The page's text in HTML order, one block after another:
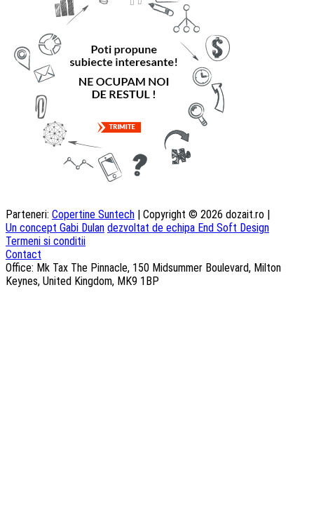
Parteneri: Copertine Suntech | Copyright © 2026 dozait.ro |
Un concept Gabi Dulan dezvoltat de echipa End Soft Design
Termeni si conditii
Contact
Office: Mk Tax The Pinnacle, 150 Midsummer Boulevard, Milton
Keynes, United Kingdom, MK9 1BP